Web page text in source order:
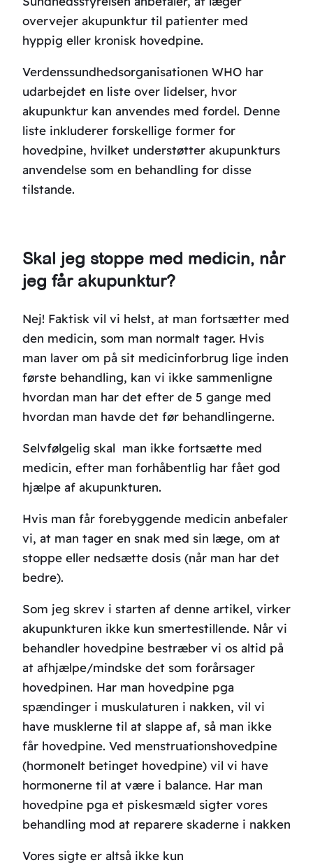
overvejer akupunktur til patienter med
hyppig eller kronisk hovedpine.
Verdenssundhedsorganisationen WHO har
udarbejdet en liste over lidelser, hvor
akupunktur kan anvendes med fordel. Denne
liste inkluderer forskellige former for
hovedpine, hvilket understøtter akupunkturs
anvendelse som en behandling for disse
tilstande.
Skal jeg stoppe med medicin, når
jeg får akupunktur?
Nej! Faktisk vil vi helst, at man fortsætter med
den medicin, som man normalt tager. Hvis
man laver om på sit medicinforbrug lige inden
første behandling, kan vi ikke sammenligne
hvordan man har det efter de 5 gange med
hvordan man havde det før behandlingerne.
Selvfølgelig skal man ikke fortsætte med
medicin, efter man forhåbentlig har fået god
hjælpe af akupunkturen.
Hvis man får forebyggende medicin anbefaler
vi, at man tager en snak med sin læge, om at
stoppe eller nedsætte dosis (når man har det
bedre).
Som jeg skrev i starten af denne artikel, virker
akupunkturen ikke kun smertestillende. Når vi
behandler hovedpine bestræber vi os altid på
at afhjælpe/mindske det som forårsager
hovedpinen. Har man hovedpine pga
spændinger i muskulaturen i nakken, vil vi
have musklerne til at slappe af, så man ikke
får hovedpine. Ved menstruationshovedpine
(hormonelt betinget hovedpine) vil vi have
hormonerne til at være i balance. Har man
hovedpine pga et piskesmæld sigter vores
behandling mod at reparere skaderne i nakken
Vores sigte er altså ikke kun